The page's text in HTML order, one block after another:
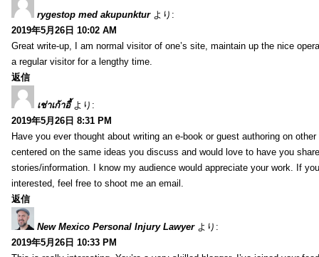
rygestop med akupunktur より:
2019年5月26日 10:02 AM
Great write-up, I am normal visitor of one’s site, maintain up the nice
a regular visitor for a lengthy time.
返信
เช่าเก้าอี้ より:
2019年5月26日 8:31 PM
Have you ever thought about writing an e-book or guest authoring on
centered on the same ideas you discuss and would love to have you
stories/information. I know my audience would appreciate your work. If
interested, feel free to shoot me an email.
返信
New Mexico Personal Injury Lawyer より:
2019年5月26日 10:33 PM